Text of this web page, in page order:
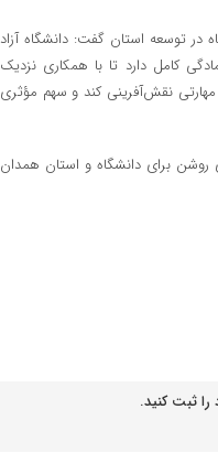
در توسعه استان گفت: دانشگاه آزاد
کامل دارد تا با همکاری نزدیک
نقش‌آفرینی کند و سهم مؤثری
روشن برای دانشگاه و استان همدان
را ثبت کنید.